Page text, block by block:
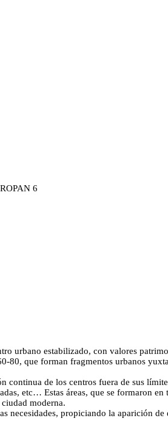
6
urbano estabilizado, con valores
que forman fragmentos urbanos
continua de los centros fuera de sus
etc… Estas áreas, que se formaron
moderna.
necesidades, propiciando la aparición